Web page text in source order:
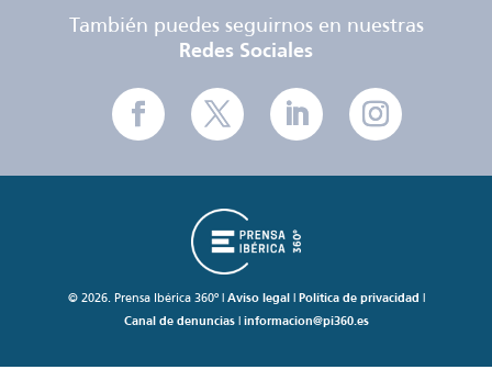
También puedes seguirnos en nuestras
Redes Sociales
© 2026. Prensa Ibérica 360º | Aviso legal Política de privacidad
Canal de denuncias| informacion@pi360.es